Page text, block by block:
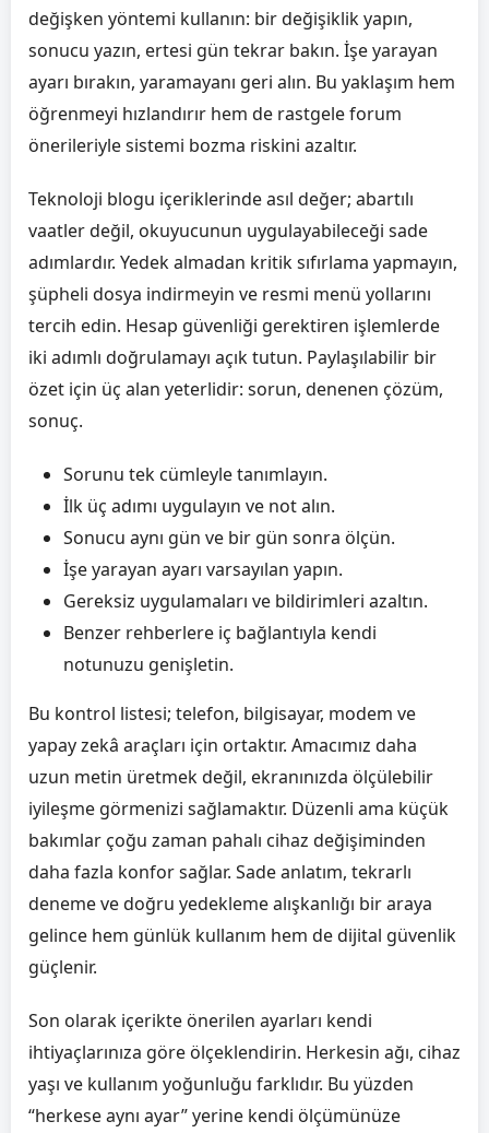
değişken yöntemi kullanın: bir değişiklik yapın,
sonucu yazın, ertesi gün tekrar bakın. İşe yarayan
ayarı bırakın, yaramayanı geri alın. Bu yaklaşım hem
öğrenmeyi hızlandırır hem de rastgele forum
önerileriyle sistemi bozma riskini azaltır.
Teknoloji blogu içeriklerinde asıl değer; abartılı
vaatler değil, okuyucunun uygulayabileceği sade
adımlardır. Yedek almadan kritik sıfırlama yapmayın,
şüpheli dosya indirmeyin ve resmi menü yollarını
tercih edin. Hesap güvenliği gerektiren işlemlerde
iki adımlı doğrulamayı açık tutun. Paylaşılabilir bir
özet için üç alan yeterlidir: sorun, denenen çözüm,
sonuç.
Sorunu tek cümleyle tanımlayın.
İlk üç adımı uygulayın ve not alın.
Sonucu aynı gün ve bir gün sonra ölçün.
İşe yarayan ayarı varsayılan yapın.
Gereksiz uygulamaları ve bildirimleri azaltın.
Benzer rehberlere iç bağlantıyla kendi
notunuzu genişletin.
Bu kontrol listesi; telefon, bilgisayar, modem ve
yapay zekâ araçları için ortaktır. Amacımız daha
uzun metin üretmek değil, ekranınızda ölçülebilir
iyileşme görmenizi sağlamaktır. Düzenli ama küçük
bakımlar çoğu zaman pahalı cihaz değişiminden
daha fazla konfor sağlar. Sade anlatım, tekrarlı
deneme ve doğru yedekleme alışkanlığı bir araya
gelince hem günlük kullanım hem de dijital güvenlik
güçlenir.
Son olarak içerikte önerilen ayarları kendi
ihtiyaçlarınıza göre ölçeklendirin. Herkesin ağı, cihaz
yaşı ve kullanım yoğunluğu farklıdır. Bu yüzden
“herkese aynı ayar” yerine kendi ölçümünüze